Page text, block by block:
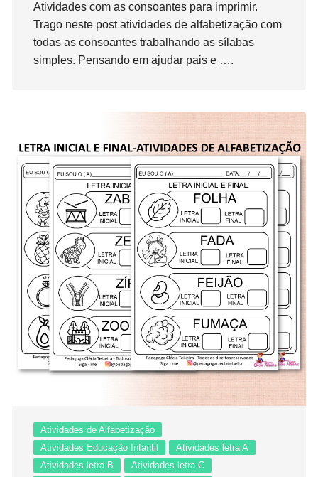
Atividades com as consoantes para imprimir.
Trago neste post atividades de alfabetização com
todas as consoantes trabalhando as sílabas
simples. Pensando em ajudar pais e ….
Atividades de Alfabetização
Atividades Educação Infantil
Atividades letra A
Atividades letra B
Atividades letra C